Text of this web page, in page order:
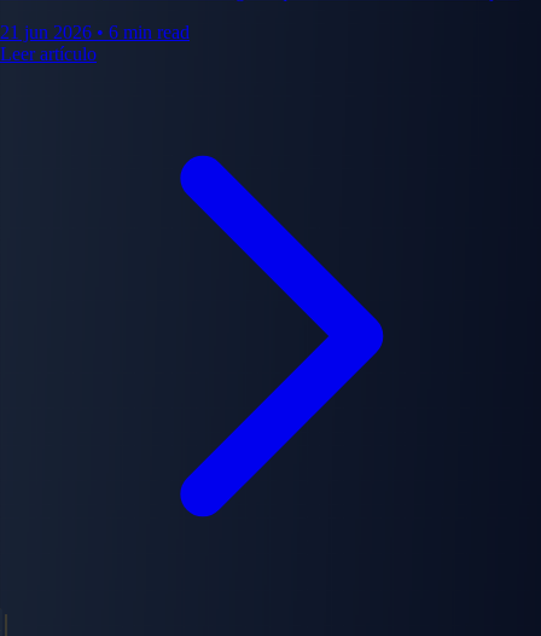
21 jun 2026 • 6 min read
Leer artículo